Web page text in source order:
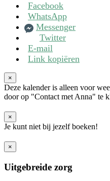
Facebook
WhatsApp
Messenger
Twitter
E-mail
Link kopiëren
×
Deze kalender is alleen voor
door op "Contact met Anna" te
×
Je kunt niet bij jezelf boeken!
×
Uitgebreide zorg